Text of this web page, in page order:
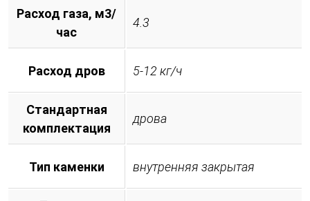
Расход газа, м3/
час
4.3
Расход дров 5-12 кг/ч
Стандартная
комплектация
дрова
Тип каменки внутренняя закрытая